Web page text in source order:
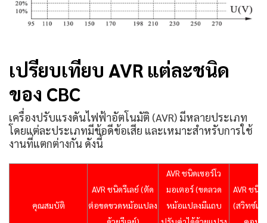
เปรียบเทียบ AVR แต่ละชนิด
ของ CBC
เครื่องปรับแรงดันไฟฟ้าอัตโนมัติ (AVR) มีหลายประเภท
โดยแต่ละประเภทมีข้อดีข้อเสีย และเหมาะสำหรับการใช้
งานที่แตกต่างกัน ดังนี้
คุณสมบัติ
AVR ชนิดรีเลย์ (ตัด
ต่อขดขวดหม้อแปลง
AVR ชนิดเซอร์โว
มอเตอร์ (ขดลวด
หม้อแปลงมีแถบ
AVR ชนิด
(สวิทซ์เป็